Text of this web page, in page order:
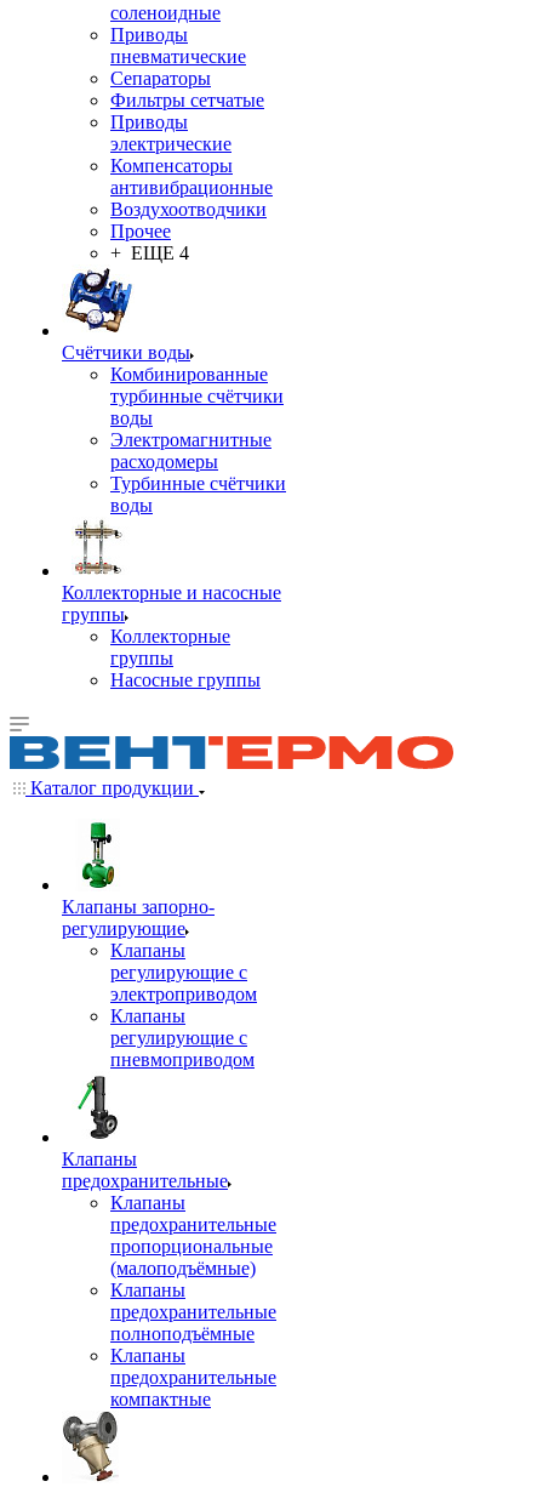
соленоидные
Приводы
пневматические
Сепараторы
Фильтры сетчатые
Приводы
электрические
Компенсаторы
антивибрационные
Воздухоотводчики
Прочее
+ ЕЩЕ 4
Счётчики воды
Комбинированные
турбинные счётчики
воды
Электромагнитные
расходомеры
Турбинные счётчики
воды
Коллекторные и насосные
группы
Коллекторные
группы
Насосные группы
Каталог продукции
Клапаны запорно-
регулирующие
Клапаны
регулирующие с
электроприводом
Клапаны
регулирующие с
пневмоприводом
Клапаны
предохранительные
Клапаны
предохранительные
пропорциональные
(малоподъёмные)
Клапаны
предохранительные
полноподъёмные
Клапаны
предохранительные
компактные